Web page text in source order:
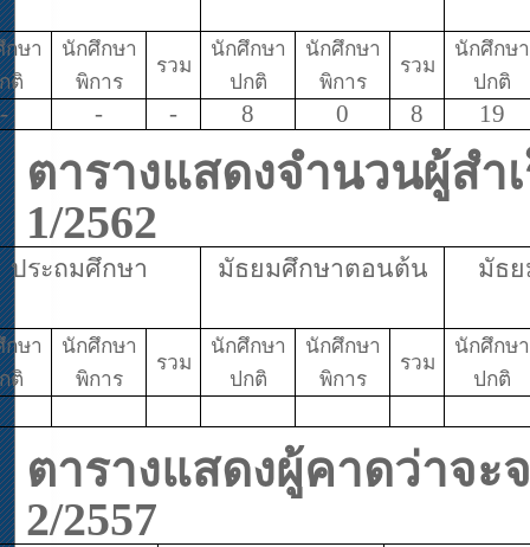
ษา
ติ
นักศึกษา
พิการ
รวม
นักศึกษา
ปกติ
นักศึกษา
พิการ
รวม
นักศึกษา
ปกติ
- - - 8 0 8 19
ตารางแสดงจำนวนผู้สำ
1/2562
ประถมศึกษา มัธยมศึกษาตอนต้น มัธ
ษา
ติ
นักศึกษา
พิการ
รวม
นักศึกษา
ปกติ
นักศึกษา
พิการ
รวม
นักศึกษา
ปกติ
ตารางแสดงผู้คาดว่าจะ
2/2557